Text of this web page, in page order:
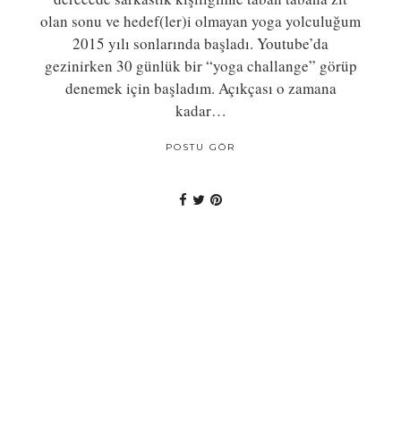
olan sonu ve hedef(ler)i olmayan yoga yolculuğum
2015 yılı sonlarında başladı. Youtube’da
gezinirken 30 günlük bir “yoga challange” görüp
denemek için başladım. Açıkçası o zamana
kadar…
POSTU GÖR